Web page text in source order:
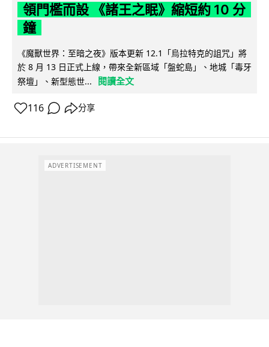
領門檻而設 《諸王之眠》縮短約 10 分
鐘
《魔獸世界：至暗之夜》版本更新 12.1「烏拉特克的詛咒」將
於 8 月 13 日正式上線，帶來全新區域「盤蛇島」、地城「毒牙
祭壇」、新型態世...
閱讀全文
116 分享
ADVERTISEMENT